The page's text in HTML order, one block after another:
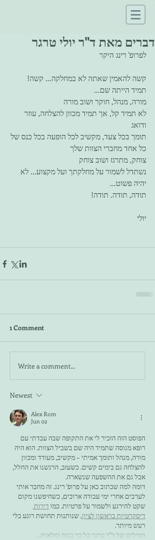
דברים מאת ד"ר יולי טרגר
לפרופ' רינג היקר
קשה להאמין שאתה לא במחלקה... קשה!
תמיד הייתה שם...
מורה, מנהל, חוקר ושוב מורה
לא תמיד קל, אך תמיד מכוון להצלחה, עוזר
ודואג
תומך בכל צעד, מקשיב לכל הופעה בכל כנס של
כל אחד מחברי הצוות שלך
צוחק, מתרגז ושוב צוחק
נשתדל לשמור על מחלקתך ועל מקצוע... לא
יהיה פשוט...
תודה, תודה. תודה!
יולי
1 Comment
Write a comment...
Newest
Alex Rom
Jun 02
הפוסט הזה הזכיר לי את התקופה שבה עבדתי עם
רופא מנוסה שתמיד היה שם בשביל הצוות. הוא היה
מורה, מנהל ותומך אמיתי – מקשיב, מעודד ומכוון
להצלחה גם בימים קשים. כשעזב, הרגשנו את החלל,
אבל גם את ההשפעה שנשארה.
דומה למה שכתוב כאן על פרופ' רינג. זה מחבר אותי
לערבים אחרי ימי עבודה ארוכים, כשחיפשנו מקום
שקט להירגע ולשמור על פרטיות. כמו דירות
דיסקרטיות בראשון לציון, שנותנות תחושת רוגע בלי
רעש מיותר.
המילים של ד"ר טרגר כל כך כנות ומלאות…